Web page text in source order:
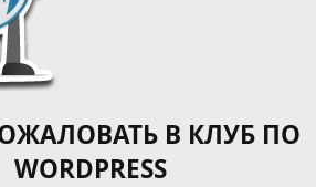
В КЛУБ ПО
WORDPRESS